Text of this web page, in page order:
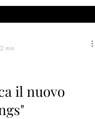
il nuovo
min